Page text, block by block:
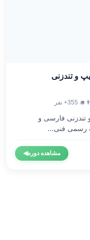
و تندزنی
👨‍🎓 355+ نفر
تندزنی فارسی و
رسمی فنی...
مشاهده دوره◀